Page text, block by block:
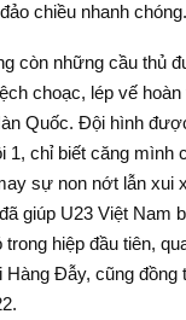
chiều nhanh chóng.
còn những cầu thủ
choạc, lép vế
Quốc. Đội hình
1, chỉ biết căng mình
sự non nớt lẫn xui
giúp U23 Việt Nam
hiệp đầu tiên,
Hàng Đẫy, cũng đồng